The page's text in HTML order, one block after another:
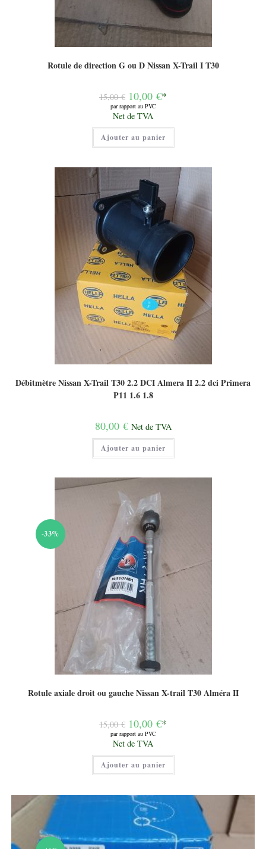
Rotule de direction G ou D Nissan X-Trail I T30
15,00€ Le
prix
initial
était :
15,00 €.
10,00 €*
par rapport au PVC
Le
prix
actuel
est :
10,00 €.
Net de TVA
Ajouter au panier
Débitmètre Nissan X-Trail T30 2.2 DCI Almera II 2.2 dci Primera
P11 1.6 1.8
80,00 € Net de TVA
Ajouter au panier
-33%
Rotule axiale droit ou gauche Nissan X-trail T30 Alméra II
15,00€ Le
prix
initial
était :
15,00 €.
10,00 €*
par rapport au PVC
Le
prix
actuel
est :
10,00 €.
Net de TVA
Ajouter au panier